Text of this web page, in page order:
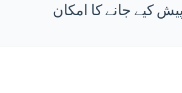
کیے جانے کا امکان